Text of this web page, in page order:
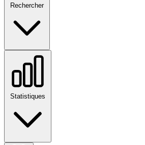
Rechercher
Statistiques